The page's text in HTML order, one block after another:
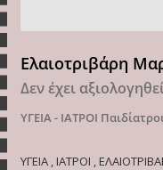
Ελαιοτριβάρη
Δεν έχει
ΥΓΕΙΑ - ΙΑΤΡΟΙ
ΥΓΕΙΑ , ΙΑΤΡΟΙ ,